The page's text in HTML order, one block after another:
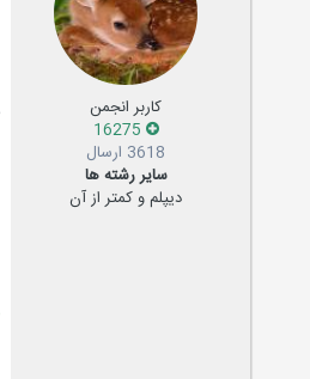
کاربر انجمن
3618 ارسال
سایر رشته ها
دیپلم و کمتر از آن